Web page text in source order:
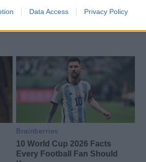
Data Access Privacy Policy
di andare in meta: 5-14.
il maul forzano bene e arriva